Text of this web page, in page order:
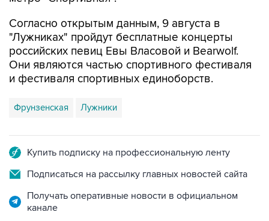
Согласно открытым данным, 9 августа в
"Лужниках" пройдут бесплатные концерты
российских певиц Евы Власовой и Bearwolf.
Они являются частью спортивного фестиваля
и фестиваля спортивных единоборств.
Фрунзенская Лужники
Купить подписку на профессиональную ленту
Подписаться на рассылку главных новостей сайта
Получать оперативные новости в официальном
канале